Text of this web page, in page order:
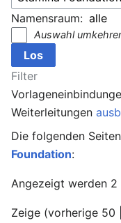
Namensraum:
Auswahl
Filter
Weiterleitungen
Die folgenden
Foundation:
Angezeigt werden 2
Zeige (vorherige 50